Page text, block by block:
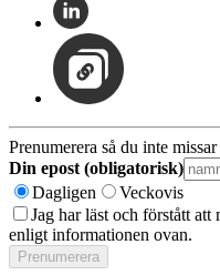
Prenumerera så du inte
Din epost (obligatorisk)
Dagligen
Veckovis
Jag har läst och förstått
enligt informationen ovan.